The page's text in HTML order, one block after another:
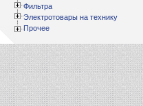
Фильтра
Электротовары на технику
Прочее